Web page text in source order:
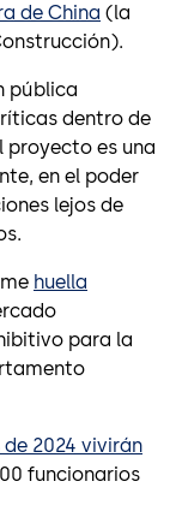
de China (la
pública
dentro de
proyecto es una
en el poder
lejos de
huella
para la
2024 vivirán
funcionarios